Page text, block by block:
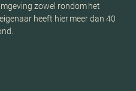
zowel rondom het
heeft hier meer dan 40